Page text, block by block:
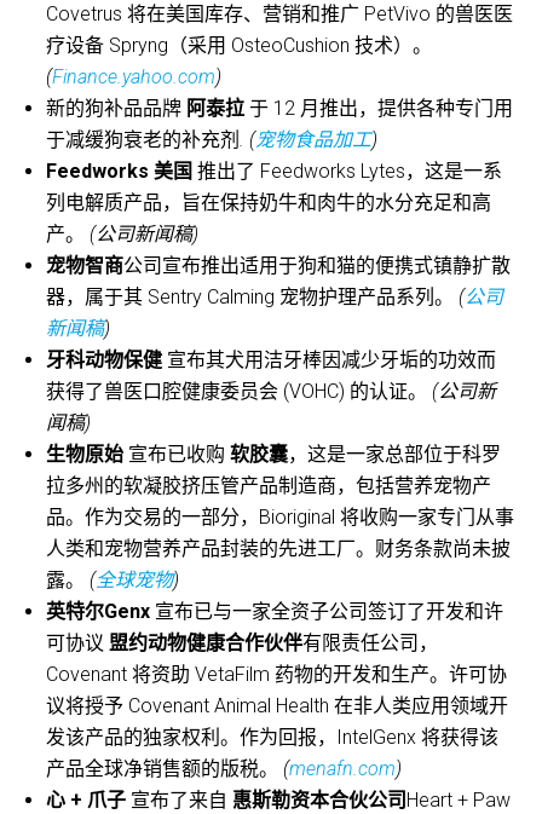
Covetrus 将在美国库存、营销和推广 PetVivo 的兽医医
疗设备 Spryng（采用 OsteoCushion 技术）。
(Finance.yahoo.com)
新的狗补品品牌 阿泰拉于 12 月推出，提供各种专门用
于减缓狗衰老的补充剂. (宠物食品加工)
Feedworks 美国推出了 Feedworks Lytes，这是一系
列电解质产品，旨在保持奶牛和肉牛的水分充足和高
产。
(公司新闻稿)
宠物智商公司宣布推出适用于狗和猫的便携式镇静扩散
器，属于其 Sentry Calming 宠物护理产品系列。
(公司
新闻稿)
牙科动物保健 宣布其犬用洁牙棒因减少牙垢的功效而
获得了兽医口腔健康委员会 (VOHC) 的认证。 (公司新
闻稿)
生物原始 宣布已收购软胶囊，这是一家总部位于科罗
拉多州的软凝胶挤压管产品制造商，包括营养宠物产
品。作为交易的一部分，Bioriginal 将收购一家专门从事
人类和宠物营养产品封装的先进工厂。财务条款尚未披
露。
(全球宠物)
英特尔Genx 宣布已与一家全资子公司签订了开发和许
可协议盟约动物健康合作伙伴有限责任公司，
Covenant 将资助 VetaFilm 药物的开发和生产。许可协
议将授予 Covenant Animal Health 在非人类应用领域开
发该产品的独家权利。作为回报，IntelGenx 将获得该
产品全球净销售额的版税。
(menafn.com)
心 + 爪子 宣布了来自 惠斯勒资本合伙公司 Heart + Paw